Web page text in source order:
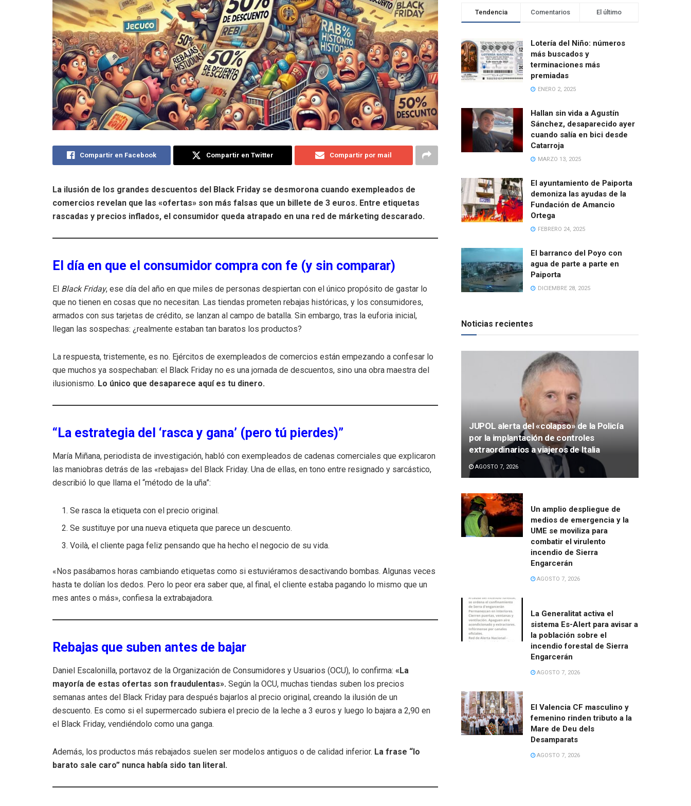
Compartir en Facebook Compartir en Twitter Compartir por mail
La ilusión de los grandes descuentos del Black Friday se desmorona cuando exempleados de
comercios revelan que las «ofertas» son más falsas que un billete de 3 euros. Entre etiquetas
rascadas y precios inflados, el consumidor queda atrapado en una red de márketing descarado.
El día en que el consumidor compra con fe (y sin comparar)
El Black Friday, ese día del año en que miles de personas despiertan con el único propósito de gastar lo
que no tienen en cosas que no necesitan. Las tiendas prometen rebajas históricas, y los consumidores,
armados con sus tarjetas de crédito, se lanzan al campo de batalla. Sin embargo, tras la euforia inicial,
llegan las sospechas: ¿realmente estaban tan baratos los productos?
La respuesta, tristemente, es no. Ejércitos de exempleados de comercios están empezando a confesar lo
que muchos ya sospechaban: el Black Friday no es una jornada de descuentos, sino una obra maestra del
ilusionismo. Lo único que desaparece aquí es tu dinero.
“La estrategia del ‘rasca y gana’ (pero tú pierdes)”
María Miñana, periodista de investigación, habló con exempleados de cadenas comerciales que explicaron
las maniobras detrás de las «rebajas» del Black Friday. Una de ellas, en tono entre resignado y sarcástico,
describió lo que llama el “método de la uña”:
Se rasca la etiqueta con el precio original.
Se sustituye por una nueva etiqueta que parece un descuento.
Voilà, el cliente paga feliz pensando que ha hecho el negocio de su vida.
«Nos pasábamos horas cambiando etiquetas como si estuviéramos desactivando bombas. Algunas veces
hasta te dolían los dedos. Pero lo peor era saber que, al final, el cliente estaba pagando lo mismo que un
mes antes o más», confiesa la extrabajadora.
Rebajas que suben antes de bajar
Daniel Escalonilla, portavoz de la Organización de Consumidores y Usuarios (OCU), lo confirma: «La
mayoría de estas ofertas son fraudulentas». Según la OCU, muchas tiendas suben los precios
semanas antes del Black Friday para después bajarlos al precio original, creando la ilusión de un
descuento. Es como si el supermercado subiera el precio de la leche a 3 euros y luego lo bajara a 2,90 en
el Black Friday, vendiéndolo como una ganga.
Además, los productos más rebajados suelen ser modelos antiguos o de calidad inferior. La frase “lo
barato sale caro” nunca había sido tan literal.
Tendencia Comentarios El último
Lotería del Niño: números
más buscados y
terminaciones más
premiadas
ENERO 2, 2025
Hallan sin vida a Agustín
Sánchez, desaparecido ayer
cuando salía en bici desde
Catarroja
MARZO 13, 2025
El ayuntamiento de Paiporta
demoniza las ayudas de la
Fundación de Amancio
Ortega
FEBRERO 24, 2025
El barranco del Poyo con
agua de parte a parte en
Paiporta
DICIEMBRE 28, 2025
Noticias recientes
JUPOL alerta del «colapso» de la Policía
por la implantación de controles
extraordinarios a viajeros de Italia
AGOSTO 7, 2026
Un amplio despliegue de
medios de emergencia y la
UME se moviliza para
combatir el virulento
incendio de Sierra
Engarcerán
AGOSTO 7, 2026
La Generalitat activa el
sistema Es-Alert para avisar a
la población sobre el
incendio forestal de Sierra
Engarcerán
AGOSTO 7, 2026
El Valencia CF masculino y
femenino rinden tributo a la
Mare de Deu dels
Desamparats
AGOSTO 7, 2026